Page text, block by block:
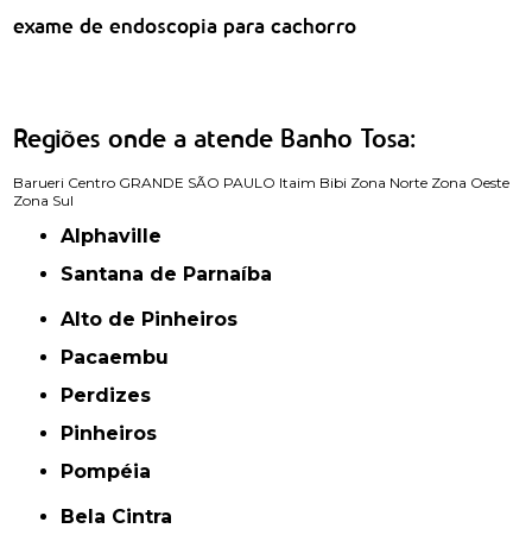
exame de endoscopia para cachorro
Regiões onde a atende Banho Tosa:
Barueri Centro GRANDE SÃO PAULO Itaim Bibi Zona Norte Zona Oeste
Zona Sul
Alphaville
Santana de Parnaíba
Alto de Pinheiros
Pacaembu
Perdizes
Pinheiros
Pompéia
Bela Cintra